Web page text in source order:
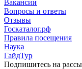
Вакансии
Вопросы и ответы
Отзывы
Госкаталог.рф
Правила посещения
Наука
ГайдТур
Подпишитесь на